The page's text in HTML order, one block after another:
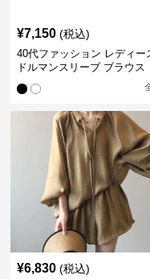
¥7,150 (税込)
40代ファッション レディー
ドルマンスリーブ ブラウス
¥6,830 (税込)